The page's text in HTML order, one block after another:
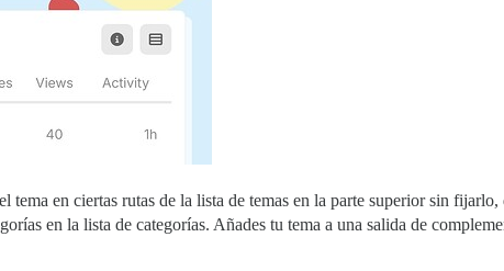
en ciertas rutas de la lista de temas en la parte superior sin
en la lista de categorías. Añades tu tema a una salida de